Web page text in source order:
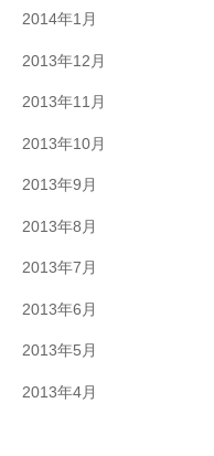
2014年1月
2013年12月
2013年11月
2013年10月
2013年9月
2013年8月
2013年7月
2013年6月
2013年5月
2013年4月